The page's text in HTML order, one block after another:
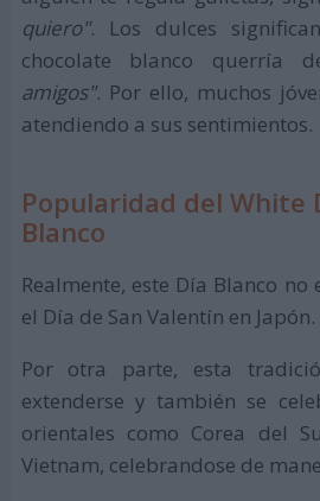
quiero". Los dulces
chocolate blanco querría
amigos". Por ello, muchos
atendiendo a sus sentimientos.
Popularidad del White
Blanco
Realmente, este Día Blanco
el Día de San Valentín en Japón.
Por otra parte, esta
extenderse y también se
orientales como Corea del
Vietnam, celebrandose de